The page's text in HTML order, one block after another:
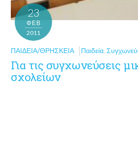
23
ΦΕΒ
2011
ΠΑΙΔΕΊΑ/ΘΡΗΣΚΕΊΑ Παιδεία,
Για τις συγχωνεύσεις
σχολείων